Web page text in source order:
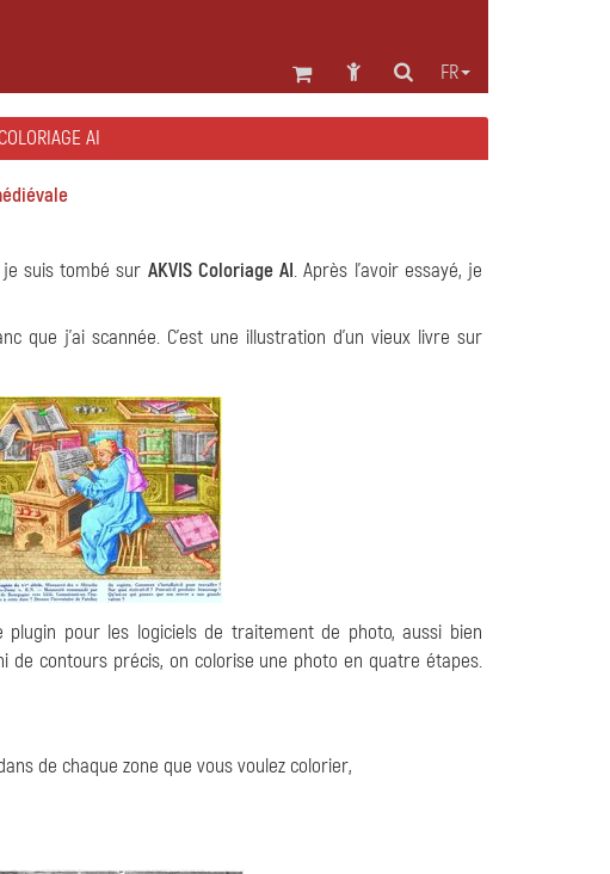
FR
AI
suis tombé sur AKVIS Coloriage AI. Après l'avoir essayé, je
que j'ai scannée. C'est une illustration d'un vieux livre sur
pour les logiciels de traitement de photo, aussi bien
de contours précis, on colorise une photo en quatre étapes.
de chaque zone que vous voulez colorier,